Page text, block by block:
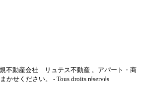
不動産会社 リュテス不動産 。アパート・商
かせください。 - Tous droits réservés